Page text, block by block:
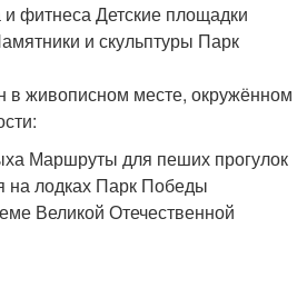
фитнеса Детские площадки
и скульптуры Парк
в живописном месте, окружённом
Маршруты для пеших прогулок
на лодках Парк Победы
Великой Отечественной